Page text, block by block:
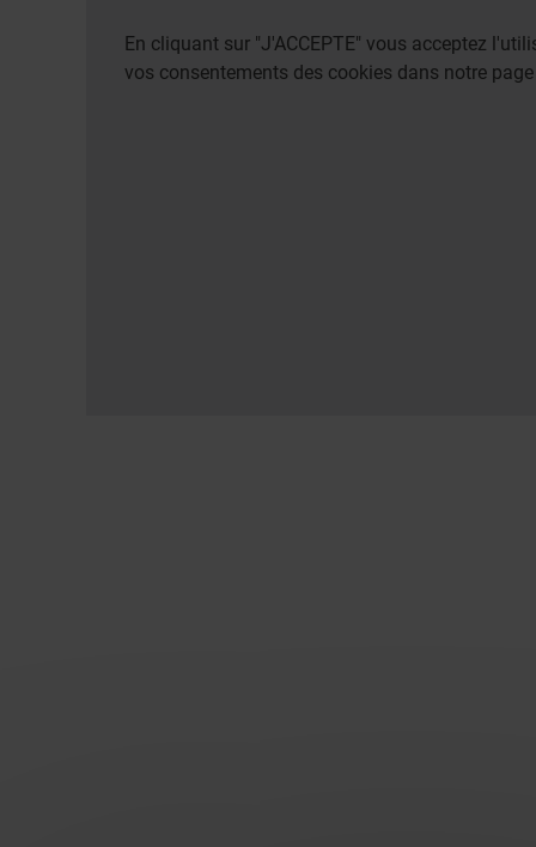
En cliquant sur "J'ACCEPTE" vous acceptez
vos consentements des cookies dans notre